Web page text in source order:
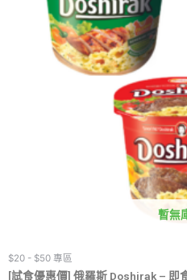
暫無
$20 - $50 專區
[試食優惠價] 俄羅斯 Doshirak – 即